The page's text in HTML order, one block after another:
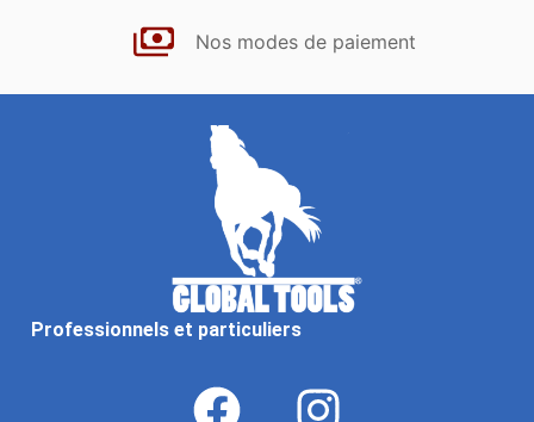
Nos modes de paiement
Professionnels et particuliers